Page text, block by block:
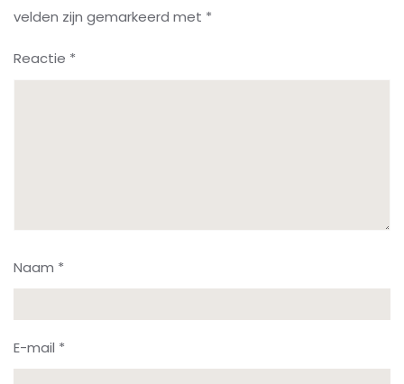
velden zijn gemarkeerd met *
Reactie *
Naam *
E-mail *